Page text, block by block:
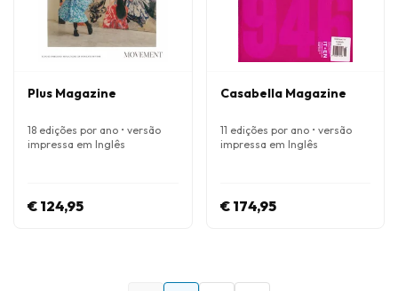
Plus Magazine
18 edições por ano • versão
impressa em Inglês
€ 124,95
Casabella Magazine
11 edições por ano • versão
impressa em Inglês
€ 174,95